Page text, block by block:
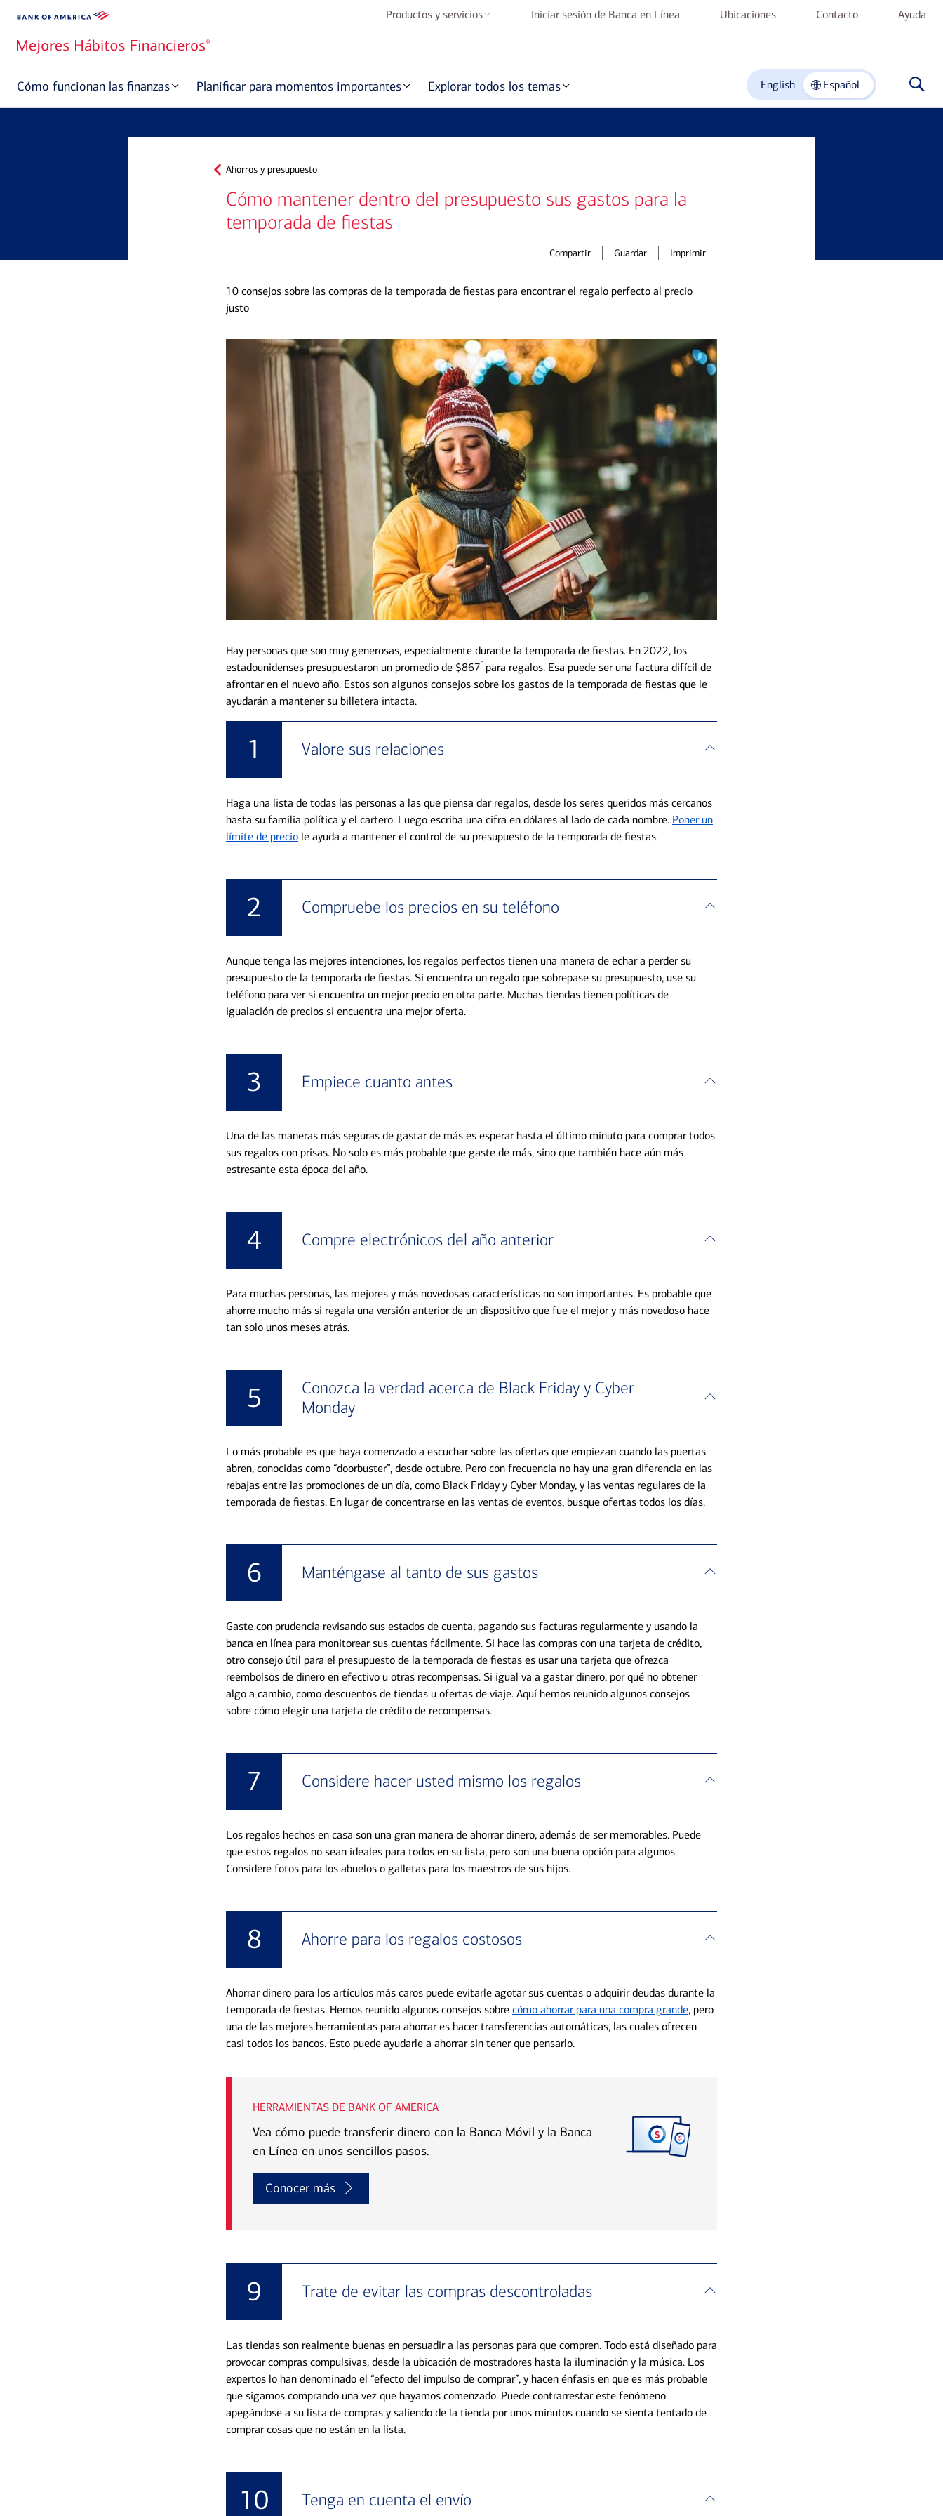
Productos y servicios
automóviles
Programe una cita
Iniciar sesión de Banca en Línea Ubicaciones Contacto Ayuda
Cómo funcionan las finanzas Planificar para momentos importantes Explorar todos los temas English Español
Ahorros y presupuesto
Cómo mantener dentro del presupuesto sus gastos para la
temporada de fiestas
Compartir Guardar Imprimir
10 consejos sobre las compras de la temporada de fiestas para encontrar el regalo perfecto al precio
justo
Hay personas que son muy generosas, especialmente durante la temporada de fiestas. En 2022, los
estadounidenses presupuestaron un promedio de $8671 para regalos. Esa puede ser una factura difícil de
afrontar en el nuevo año. Estos son algunos consejos sobre los gastos de la temporada de fiestas que le
ayudarán a mantener su billetera intacta.
1 Valore sus relaciones
Haga una lista de todas las personas a las que piensa dar regalos, desde los seres queridos más cercanos
hasta su familia política y el cartero. Luego escriba una cifra en dólares al lado de cada nombre. Poner un
límite de precio le ayuda a mantener el control de su presupuesto de la temporada de fiestas.
2 Compruebe los precios en su teléfono
Aunque tenga las mejores intenciones, los regalos perfectos tienen una manera de echar a perder su
presupuesto de la temporada de fiestas. Si encuentra un regalo que sobrepase su presupuesto, use su
teléfono para ver si encuentra un mejor precio en otra parte. Muchas tiendas tienen políticas de
igualación de precios si encuentra una mejor oferta.
3 Empiece cuanto antes
Una de las maneras más seguras de gastar de más es esperar hasta el último minuto para comprar todos
sus regalos con prisas. No solo es más probable que gaste de más, sino que también hace aún más
estresante esta época del año.
4 Compre electrónicos del año anterior
Para muchas personas, las mejores y más novedosas características no son importantes. Es probable que
ahorre mucho más si regala una versión anterior de un dispositivo que fue el mejor y más novedoso hace
tan solo unos meses atrás.
5
Conozca la verdad acerca de Black Friday y Cyber
Monday
Lo más probable es que haya comenzado a escuchar sobre las ofertas que empiezan cuando las puertas
abren, conocidas como “doorbuster”, desde octubre. Pero con frecuencia no hay una gran diferencia en las
rebajas entre las promociones de un día, como Black Friday y Cyber Monday, y las ventas regulares de la
temporada de fiestas. En lugar de concentrarse en las ventas de eventos, busque ofertas todos los días.
6 Manténgase al tanto de sus gastos
Gaste con prudencia revisando sus estados de cuenta, pagando sus facturas regularmente y usando la
banca en línea para monitorear sus cuentas fácilmente. Si hace las compras con una tarjeta de crédito,
otro consejo útil para el presupuesto de la temporada de fiestas es usar una tarjeta que ofrezca
reembolsos de dinero en efectivo u otras recompensas. Si igual va a gastar dinero, por qué no obtener
algo a cambio, como descuentos de tiendas u ofertas de viaje. Aquí hemos reunido algunos consejos
sobre cómo elegir una tarjeta de crédito de recompensas.
7 Considere hacer usted mismo los regalos
Los regalos hechos en casa son una gran manera de ahorrar dinero, además de ser memorables. Puede
que estos regalos no sean ideales para todos en su lista, pero son una buena opción para algunos.
Considere fotos para los abuelos o galletas para los maestros de sus hijos.
8 Ahorre para los regalos costosos
Ahorrar dinero para los artículos más caros puede evitarle agotar sus cuentas o adquirir deudas durante la
temporada de fiestas. Hemos reunido algunos consejos sobre cómo ahorrar para una compra grande, pero
una de las mejores herramientas para ahorrar es hacer transferencias automáticas, las cuales ofrecen
casi todos los bancos. Esto puede ayudarle a ahorrar sin tener que pensarlo.
HERRAMIENTAS DE BANK OF AMERICA
Vea cómo puede transferir dinero con la Banca Móvil y la Banca
en Línea en unos sencillos pasos.
Conocer más
9 Trate de evitar las compras descontroladas
Las tiendas son realmente buenas en persuadir a las personas para que compren. Todo está diseñado para
provocar compras compulsivas, desde la ubicación de mostradores hasta la iluminación y la música. Los
expertos lo han denominado el “efecto del impulso de comprar”, y hacen énfasis en que es más probable
que sigamos comprando una vez que hayamos comenzado. Puede contrarrestar este fenómeno
apegándose a su lista de compras y saliendo de la tienda por unos minutos cuando se sienta tentado de
comprar cosas que no están en la lista.
10 Tenga en cuenta el envío